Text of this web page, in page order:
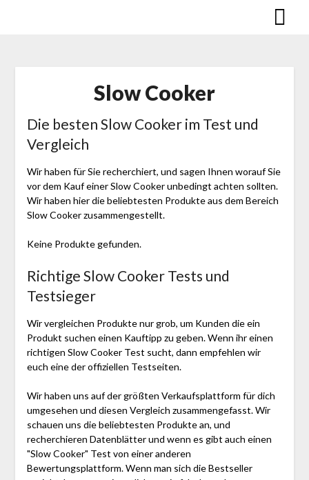
Slow Cooker
Die besten Slow Cooker im Test und
Vergleich
Wir haben für Sie recherchiert, und sagen Ihnen worauf Sie
vor dem Kauf einer Slow Cooker unbedingt achten sollten.
Wir haben hier die beliebtesten Produkte aus dem Bereich
Slow Cooker zusammengestellt.
Keine Produkte gefunden.
Richtige Slow Cooker Tests und
Testsieger
Wir vergleichen Produkte nur grob, um Kunden die ein
Produkt suchen einen Kauftipp zu geben. Wenn ihr einen
richtigen Slow Cooker Test sucht, dann empfehlen wir
euch eine der offiziellen Testseiten.
Wir haben uns auf der größten Verkaufsplattform für dich
umgesehen und diesen Vergleich zusammengefasst. Wir
schauen uns die beliebtesten Produkte an, und
recherchieren Datenblätter und wenn es gibt auch einen
"Slow Cooker" Test von einer anderen
Bewertungsplattform. Wenn man sich die Bestseller